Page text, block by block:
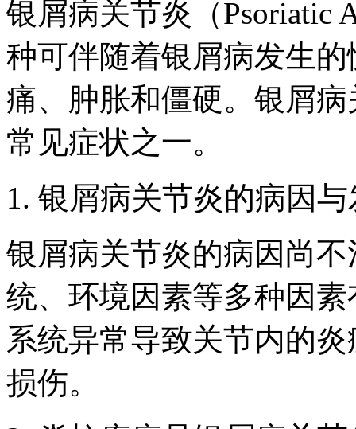
银屑病关节炎（Psoriatic
种可伴随着银屑病发生
痛、肿胀和僵硬。银屑
常见症状之一。
1. 银屑病关节炎的病因
银屑病关节炎的病因尚
统、环境因素等多种因
系统异常导致关节内的
损伤。